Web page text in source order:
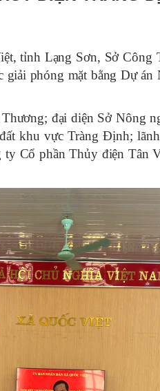
tỉnh Lạng Sơn, Sở Công
giải phóng mặt bằng Dự
đại diện Sở Nông
khu vực Tràng Định;
Cổ phần Thủy điện Tân